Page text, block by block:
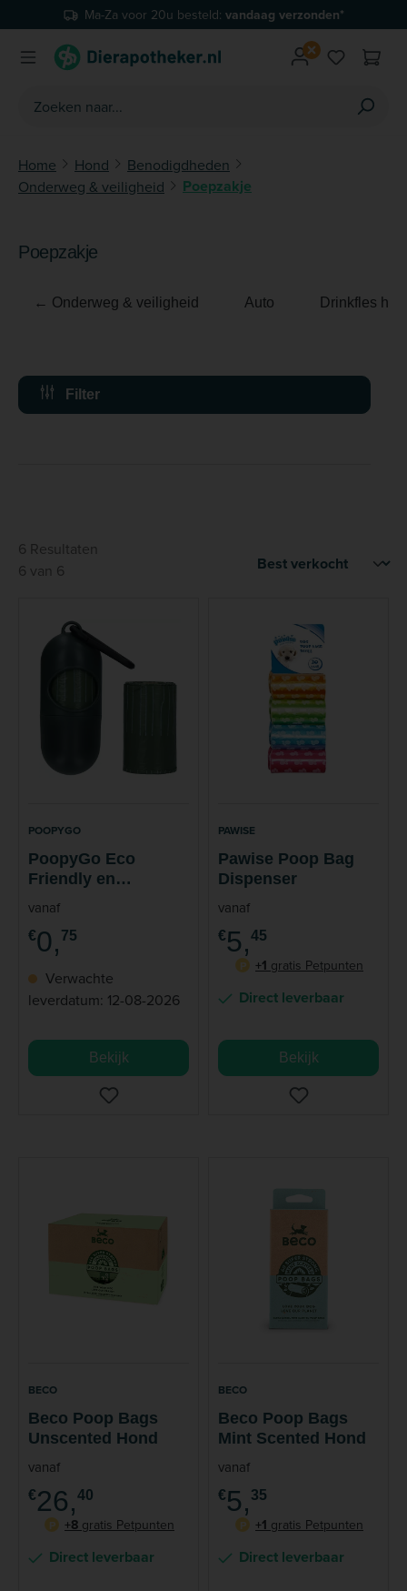
Ga naar de hoofdinhoudMa-Za voor 20u besteld: vandaag verzonden*
Je hebt
Home Hond
Benodigdheden
Onderweg & veiligheid
Poepzakje
Poepzakje
← Onderweg & veiligheid Auto Drinkfles
Filter
6 Resultaten
6 van 6
POOPYGO
PoopyGo Eco
Friendly en
Biologisch
vanaf
€0, 75
Verwachte
leverdatum: 12-08-2026
Bekijk
PAWISE
Pawise Poop Bag
Dispenser
vanaf
€5,45
P
+1 gratis Petpunten
Direct leverbaar
Bekijk
BECO
Beco Poop Bags
Unscented Hond
vanaf
€26,40
P
+8 gratis Petpunten
Direct leverbaar
BECO
Beco Poop Bags
Mint Scented Hond
vanaf
€5, 35
P
+1 gratis Petpunten
Direct leverbaar